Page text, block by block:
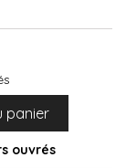
panier
ouvrés